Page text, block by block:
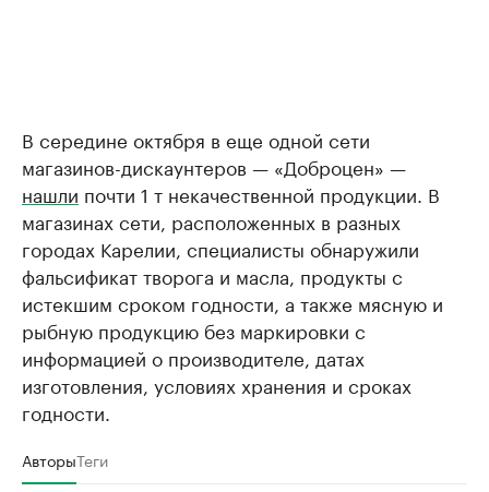
В середине октября в еще одной сети
магазинов-дискаунтеров — «Доброцен» —
нашли почти 1 т некачественной продукции. В
магазинах сети, расположенных в разных
городах Карелии, специалисты обнаружили
фальсификат творога и масла, продукты с
истекшим сроком годности, а также мясную и
рыбную продукцию без маркировки с
информацией о производителе, датах
изготовления, условиях хранения и сроках
годности.
АвторыТеги